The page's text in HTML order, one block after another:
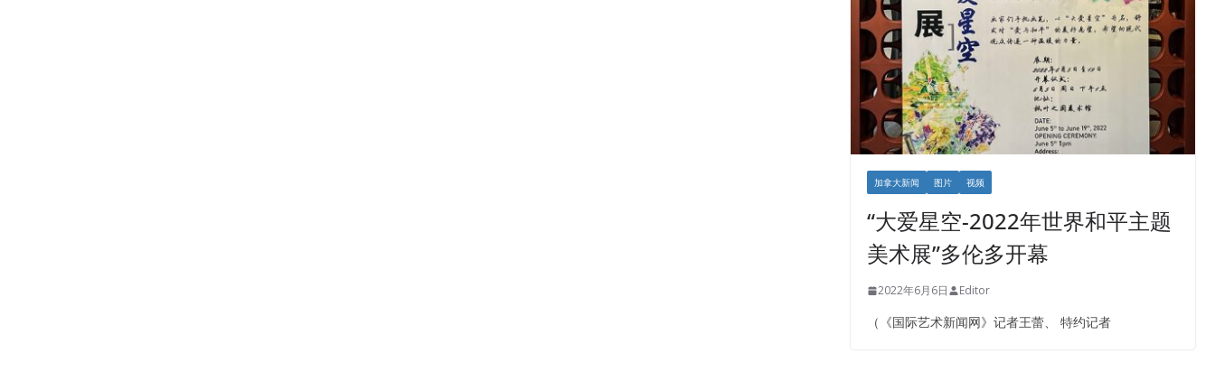
加拿大新闻 图片 视频
“大爱星空-2022年世界和平主题
美术展”多伦多开幕
2022年6月6日 Editor
（《国际艺术新闻网》记者王蕾、 特约记者